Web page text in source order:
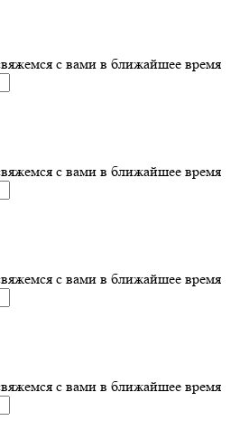
с вами в ближайшее время
с вами в ближайшее время
с вами в ближайшее время
с вами в ближайшее время